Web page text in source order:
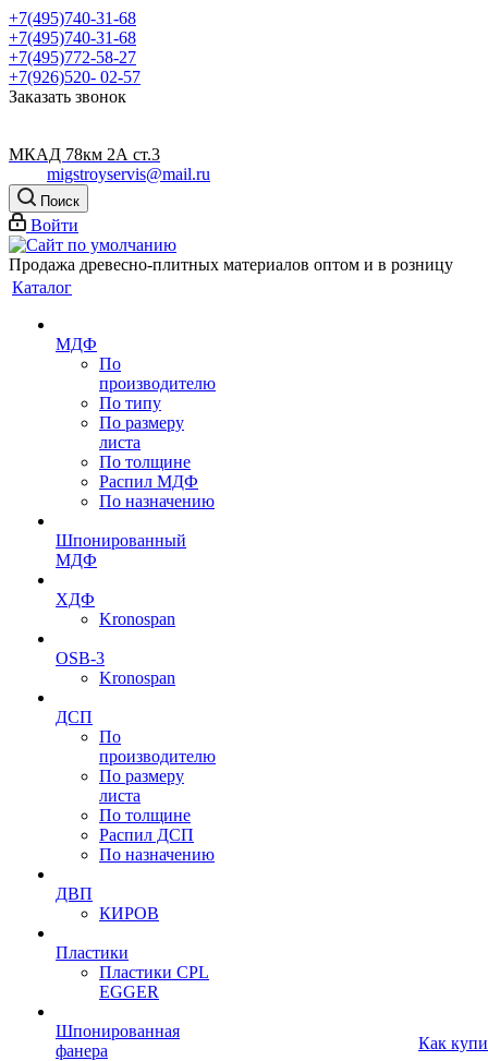
+7(495)740-31-68
+7(495)740-31-68
+7(495)772-58-27
+7(926)520- 02-57
Заказать звонок
МКАД 78км 2А ст.3
migstroyservis@mail.ru
Поиск
Войти
Продажа древесно-плитных материалов оптом и в розницу
Каталог
МДФ
По
производителю
По типу
По размеру
листа
По толщине
Распил МДФ
По назначению
Шпонированный
МДФ
ХДФ
Kronospan
OSB-3
Kronospan
ДСП
По
производителю
По размеру
листа
По толщине
Распил ДСП
По назначению
ДВП
КИРОВ
Пластики
Пластики CPL
EGGER
Шпонированная
фанера
Как